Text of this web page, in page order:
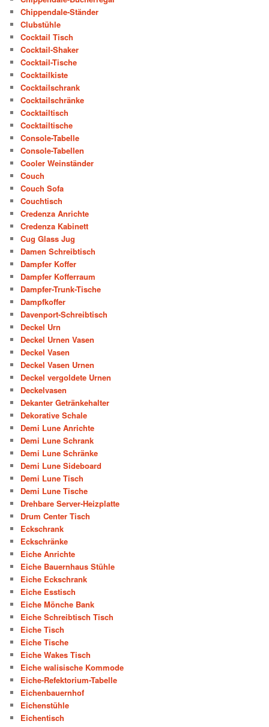
Chippendale-Ständer
Clubstühle
Cocktail Tisch
Cocktail-Shaker
Cocktail-Tische
Cocktailkiste
Cocktailschrank
Cocktailschränke
Cocktailtisch
Cocktailtische
Console-Tabelle
Console-Tabellen
Cooler Weinständer
Couch
Couch Sofa
Couchtisch
Credenza Anrichte
Credenza Kabinett
Cug Glass Jug
Damen Schreibtisch
Dampfer Koffer
Dampfer Kofferraum
Dampfer-Trunk-Tische
Dampfkoffer
Davenport-Schreibtisch
Deckel Urn
Deckel Urnen Vasen
Deckel Vasen
Deckel Vasen Urnen
Deckel vergoldete Urnen
Deckelvasen
Dekanter Getränkehalter
Dekorative Schale
Demi Lune Anrichte
Demi Lune Schrank
Demi Lune Schränke
Demi Lune Sideboard
Demi Lune Tisch
Demi Lune Tische
Drehbare Server-Heizplatte
Drum Center Tisch
Eckschrank
Eckschränke
Eiche Anrichte
Eiche Bauernhaus Stühle
Eiche Eckschrank
Eiche Esstisch
Eiche Mönche Bank
Eiche Schreibtisch Tisch
Eiche Tisch
Eiche Tische
Eiche Wakes Tisch
Eiche walisische Kommode
Eiche-Refektorium-Tabelle
Eichenbauernhof
Eichenstühle
Eichentisch